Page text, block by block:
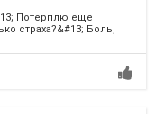
Потерплю еще
страха?&#13; Боль,